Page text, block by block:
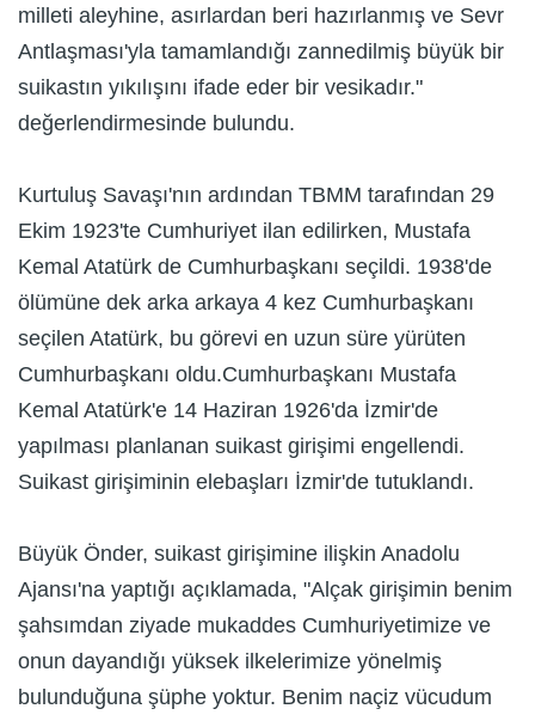
milleti aleyhine, asırlardan beri hazırlanmış ve Sevr
Antlaşması'yla tamamlandığı zannedilmiş büyük bir
suikastın yıkılışını ifade eder bir vesikadır."
değerlendirmesinde bulundu.
Kurtuluş Savaşı'nın ardından TBMM tarafından 29
Ekim 1923'te Cumhuriyet ilan edilirken, Mustafa
Kemal Atatürk de Cumhurbaşkanı seçildi. 1938'de
ölümüne dek arka arkaya 4 kez Cumhurbaşkanı
seçilen Atatürk, bu görevi en uzun süre yürüten
Cumhurbaşkanı oldu.Cumhurbaşkanı Mustafa
Kemal Atatürk'e 14 Haziran 1926'da İzmir'de
yapılması planlanan suikast girişimi engellendi.
Suikast girişiminin elebaşları İzmir'de tutuklandı.
Büyük Önder, suikast girişimine ilişkin Anadolu
Ajansı'na yaptığı açıklamada, "Alçak girişimin benim
şahsımdan ziyade mukaddes Cumhuriyetimize ve
onun dayandığı yüksek ilkelerimize yönelmiş
bulunduğuna şüphe yoktur. Benim naçiz vücudum